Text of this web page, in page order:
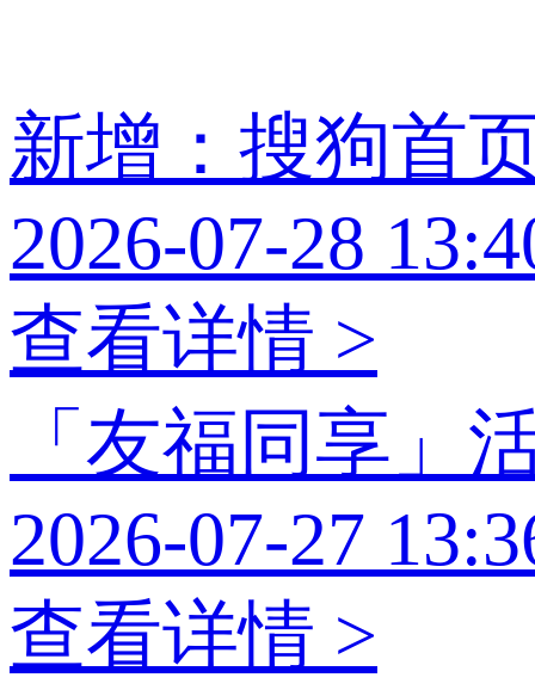
新增：搜狗首
2026-07-28
查看详情 >
「友福同享」
2026-07-27
查看详情 >